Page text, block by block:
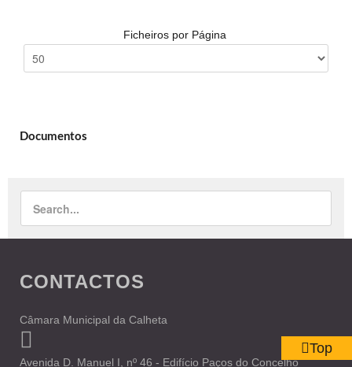
Ficheiros por Página
Documentos
CONTACTOS
Câmara Municipal da Calheta
Avenida D. Manuel I, nº 46 - Edifício Paços do Concelho
Top